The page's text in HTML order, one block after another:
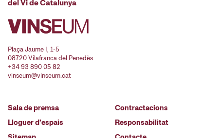
del Vi de Catalunya
Plaça Jaume I, 1-5
08720 Vilafranca del Penedès
+34 93 890 05 82
vinseum@vinseum.cat
Sala de premsa
Lloguer d'espais
Contractacions
Responsabilitat